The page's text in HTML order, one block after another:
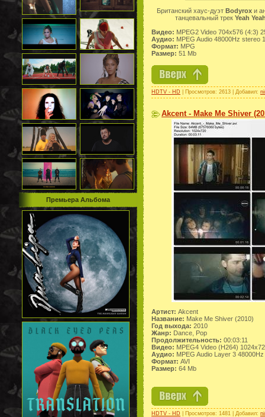
Премьера Альбома
Британский хаус-дуэт Bodyrox и
танцевальный трек Yeah
Видео: MPEG2 Video 704x576 (4:3)
Аудио: MPEG Audio 48000Hz stereo
Формат: MPG
Размер: 51 Mb
HDTV - HD | Просмотров: 2613 | Добавил:
Akcent - Make Me Shiver
Артист: Akcent
Название: Make Me Shiver (2010)
Год выхода: 2010
Жанр: Dance, Pop
Продолжительность: 00:03:11
Видео: MPEG4 Video (H264)
Аудио: MPEG Audio Layer 3
Формат: AVI
Размер: 64 Mb
HDTV - HD | Просмотров: 1481 | Добавил: